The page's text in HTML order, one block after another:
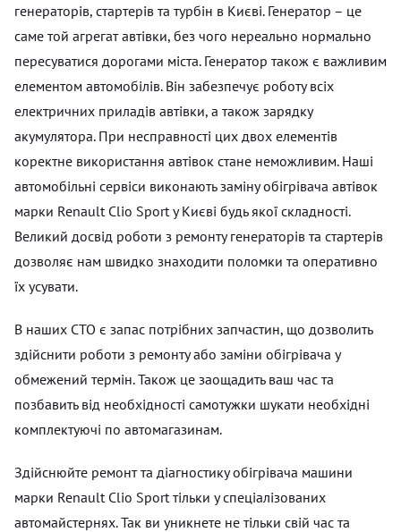
генераторів, стартерів та турбін в Києві. Генератор – це
саме той агрегат автівки, без чого нереально нормально
пересуватися дорогами міста. Генератор також є важливим
елементом автомобілів. Він забезпечує роботу всіх
електричних приладів автівки, а також зарядку
акумулятора. При несправності цих двох елементів
коректне використання автівок стане неможливим. Наші
автомобільні сервіси виконають заміну обігрівача автівок
марки Renault Clio Sport у Києві будь якої складності.
Великий досвід роботи з ремонту генераторів та стартерів
дозволяє нам швидко знаходити поломки та оперативно
їх усувати.
В наших СТО є запас потрібних запчастин, що дозволить
здійснити роботи з ремонту або заміни обігрівача у
обмежений термін. Також це заощадить ваш час та
позбавить від необхідності самотужки шукати необхідні
комплектуючі по автомагазинам.
Здійснюйте ремонт та діагностику обігрівача машини
марки Renault Clio Sport тільки у спеціалізованих
автомайстернях. Так ви уникнете не тільки свій час та